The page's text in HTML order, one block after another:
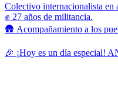
Colectivo internacionalista en
✊ 27 años de militancia.
🛖 Acompañamiento a los
🎉 ¡Hoy es un día especial!